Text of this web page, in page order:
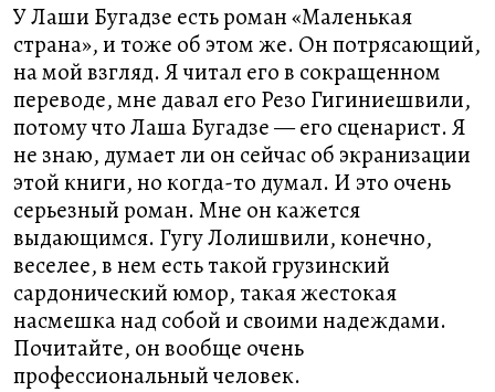
У Лаши Бугадзе есть роман «Маленькая
страна», и тоже об этом же. Он потрясающий,
на мой взгляд. Я читал его в сокращенном
переводе, мне давал его Резо Гигиниешвили,
потому что Лаша Бугадзе — его сценарист. Я
не знаю, думает ли он сейчас об экранизации
этой книги, но когда-то думал. И это очень
серьезный роман. Мне он кажется
выдающимся. Гугу Лолишвили, конечно,
веселее, в нем есть такой грузинский
сардонический юмор, такая жестокая
насмешка над собой и своими надеждами.
Почитайте, он вообще очень
профессиональный человек.